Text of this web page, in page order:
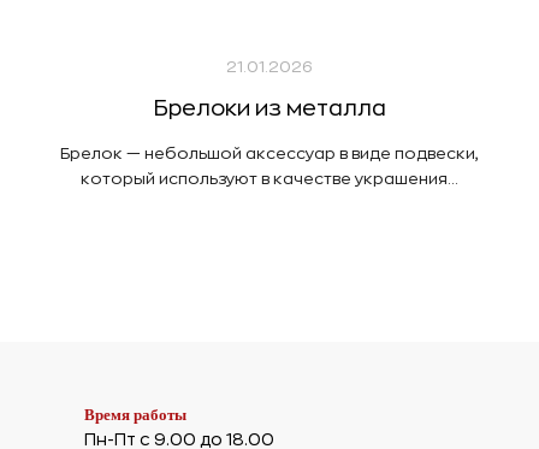
21.01.2026
Брелоки из металла
Брелок — небольшой аксессуар в виде подвески,
который используют в качестве украшения...
Время работы
Пн-Пт с 9.00 до 18.00